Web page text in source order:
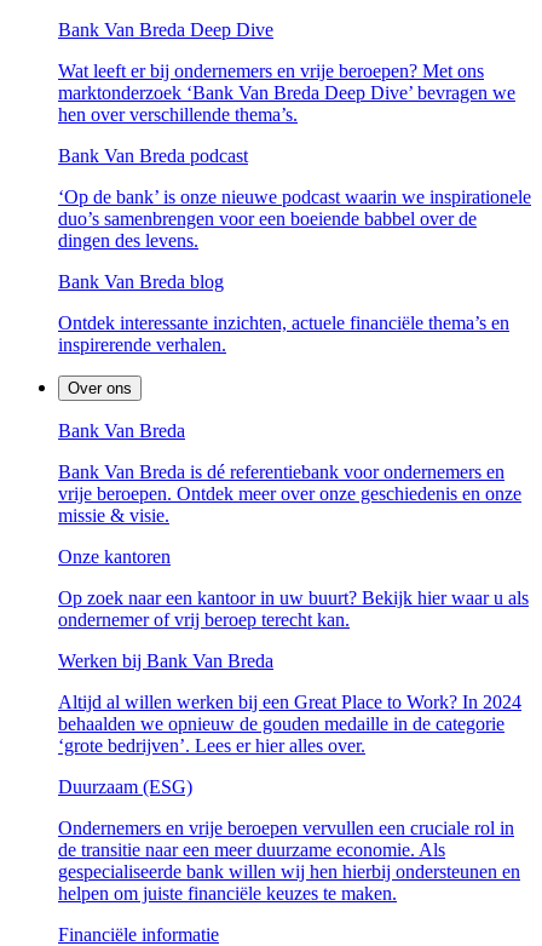
Bank Van Breda Deep Dive
Wat leeft er bij ondernemers en vrije beroepen? Met ons
marktonderzoek ‘Bank Van Breda Deep Dive’ bevragen we
hen over verschillende thema’s.
Bank Van Breda podcast
‘Op de bank’ is onze nieuwe podcast waarin we inspirationele
duo’s samenbrengen voor een boeiende babbel over de
dingen des levens.
Bank Van Breda blog
Ontdek interessante inzichten, actuele financiële thema’s en
inspirerende verhalen.
Over ons
Bank Van Breda
Bank Van Breda is dé referentiebank voor ondernemers en
vrije beroepen. Ontdek meer over onze geschiedenis en onze
missie & visie.
Onze kantoren
Op zoek naar een kantoor in uw buurt? Bekijk hier waar u als
ondernemer of vrij beroep terecht kan.
Werken bij Bank Van Breda
Altijd al willen werken bij een Great Place to Work? In 2024
behaalden we opnieuw de gouden medaille in de categorie
‘grote bedrijven’. Lees er hier alles over.
Duurzaam (ESG)
Ondernemers en vrije beroepen vervullen een cruciale rol in
de transitie naar een meer duurzame economie. Als
gespecialiseerde bank willen wij hen hierbij ondersteunen en
helpen om juiste financiële keuzes te maken.
Financiële informatie